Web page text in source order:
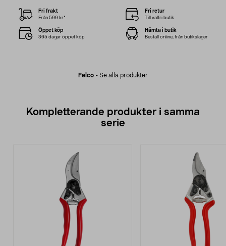
Felco - Se alla produkter
Fri frakt
Från 599 kr*
Fri retur
Till valfri butik
Öppet köp
365 dagar öppet köp
Hämta i butik
Beställ online, från butikslager
Kompletterande produkter i samma
serie